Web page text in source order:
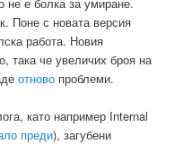
Поне с новата версия
работа. Новия
така че увеличих броя на
отново проблеми.
като например Internal
преди), загубени